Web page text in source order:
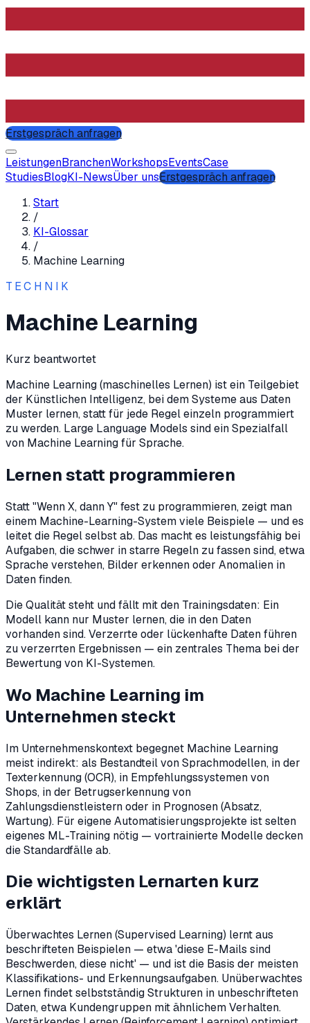
Erstgespräch anfragen
LeistungenBranchenWorkshopsEventsCase
StudiesBlogKI-NewsÜber unsErstgespräch anfragen
Start
/
KI-Glossar
/
Machine Learning
TECHNIK
Machine Learning
Kurz beantwortet
Machine Learning (maschinelles Lernen) ist ein Teilgebiet
der Künstlichen Intelligenz, bei dem Systeme aus Daten
Muster lernen, statt für jede Regel einzeln programmiert
zu werden. Large Language Models sind ein Spezialfall
von Machine Learning für Sprache.
Lernen statt programmieren
Statt "Wenn X, dann Y" fest zu programmieren, zeigt man
einem Machine-Learning-System viele Beispiele — und es
leitet die Regel selbst ab. Das macht es leistungsfähig bei
Aufgaben, die schwer in starre Regeln zu fassen sind, etwa
Sprache verstehen, Bilder erkennen oder Anomalien in
Daten finden.
Die Qualität steht und fällt mit den Trainingsdaten: Ein
Modell kann nur Muster lernen, die in den Daten
vorhanden sind. Verzerrte oder lückenhafte Daten führen
zu verzerrten Ergebnissen — ein zentrales Thema bei der
Bewertung von KI-Systemen.
Wo Machine Learning im
Unternehmen steckt
Im Unternehmenskontext begegnet Machine Learning
meist indirekt: als Bestandteil von Sprachmodellen, in der
Texterkennung (OCR), in Empfehlungssystemen von
Shops, in der Betrugs­erkennung von
Zahlungsdienstleistern oder in Prognosen (Absatz,
Wartung). Für eigene Automatisierungsprojekte ist selten
eigenes ML-Training nötig — vortrainierte Modelle decken
die Standardfälle ab.
Die wichtigsten Lernarten kurz
erklärt
Überwachtes Lernen (Supervised Learning) lernt aus
beschrifteten Beispielen — etwa 'diese E-Mails sind
Beschwerden, diese nicht' — und ist die Basis der meisten
Klassifikations- und Erkennungsaufgaben. Unüberwachtes
Lernen findet selbstständig Strukturen in unbeschrifteten
Daten, etwa Kundengruppen mit ähnlichem Verhalten.